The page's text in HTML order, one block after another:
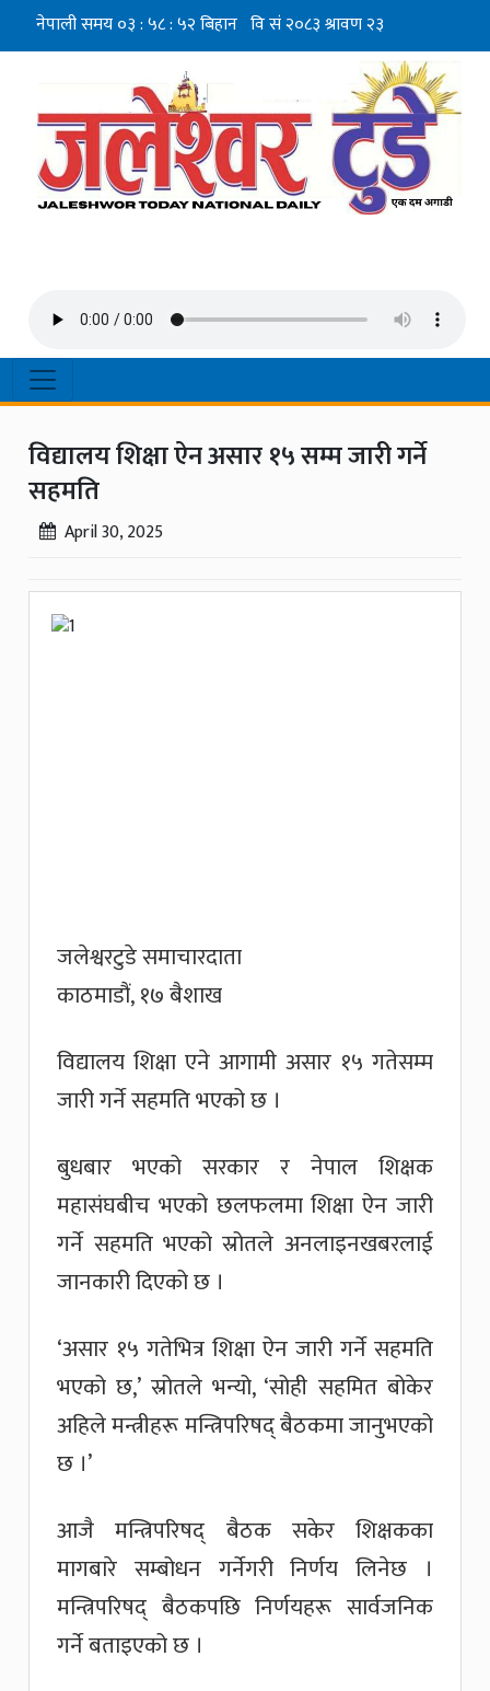
विद्यालय शिक्षा ऐन असार १५ सम्म जारी गर्ने
सहमति
April 30, 2025
जलेश्वरटुडे समाचारदाता
काठमाडौं, १७ बैशाख
विद्यालय शिक्षा एने आगामी असार १५ गतेसम्म
जारी गर्ने सहमति भएको छ ।
बुधबार भएको सरकार र नेपाल शिक्षक
महासंघबीच भएको छलफलमा शिक्षा ऐन जारी
गर्ने सहमति भएको स्रोतले अनलाइनखबरलाई
जानकारी दिएको छ ।
‘असार १५ गतेभित्र शिक्षा ऐन जारी गर्ने सहमति
भएको छ,’ स्रोतले भन्यो, ‘सोही सहमित बोकेर
अहिले मन्त्रीहरू मन्त्रिपरिषद् बैठकमा जानुभएको
छ ।’
आजै मन्त्रिपरिषद् बैठक सकेर शिक्षकका
मागबारे सम्बोधन गर्नेगरी निर्णय लिनेछ ।
मन्त्रिपरिषद् बैठकपछि निर्णयहरू सार्वजनिक
गर्ने बताइएको छ ।